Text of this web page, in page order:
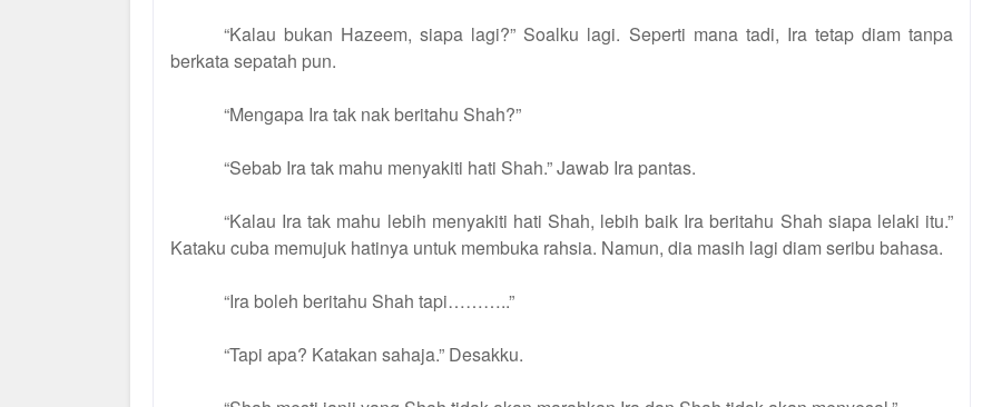
“Kalau bukan Hazeem, siapa lagi?” Soalku lagi. Seperti mana tadi, Ira tetap diam tanpa
berkata sepatah pun.
“Mengapa Ira tak nak beritahu Shah?”
“Sebab Ira tak mahu menyakiti hati Shah.” Jawab Ira pantas.
“Kalau Ira tak mahu lebih menyakiti hati Shah, lebih baik Ira beritahu Shah siapa lelaki itu.”
Kataku cuba memujuk hatinya untuk membuka rahsia. Namun, dia masih lagi diam seribu bahasa.
“Ira boleh beritahu Shah tapi………..”
“Tapi apa? Katakan sahaja.” Desakku.